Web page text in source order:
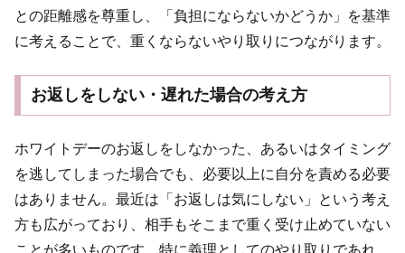
との距離感を尊重し、「負担にならないかどうか」を基準
に考えることで、重くならないやり取りにつながります。
お返しをしない・遅れた場合の考え方
ホワイトデーのお返しをしなかった、あるいはタイミング
を逃してしまった場合でも、必要以上に自分を責める必要
はありません。最近は「お返しは気にしない」という考え
方も広がっており、相手もそこまで重く受け止めていない
ことが多いものです。特に義理としてのやり取りであれ